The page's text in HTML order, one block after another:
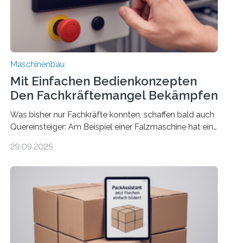
Maschinenbau
Mit Einfachen Bedienkonzepten
Den Fachkräftemangel Bekämpfen
Was bisher nur Fachkräfte konnten, schaffen bald auch
Quereinsteiger: Am Beispiel einer Falzmaschine hat ein
Mensch-Maschine-Schnittstelle so sehr vereinfacht,
Die zugrunde liegende Methodik lässt sich auf alle
anderen Maschinen übertragen. Eine Falzmaschine
umzurüsten ist ein Job für echte Profis. Eine solche
Maschine faltet in Druckereien Broschüren, Prospekte,
Landkarten und vieles mehr – mehrere Zehntausend
Exemplare pro Stunde. Je nach Maschinentyp und
29.09.2025